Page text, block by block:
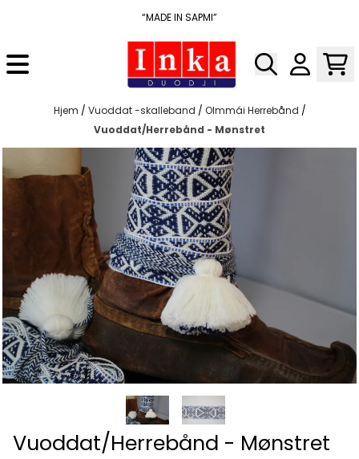
“MADE IN SAPMI”
Hjem / Vuoddat -skalleband / Olmmái Herrebånd /
Vuoddat/Herrebånd - Mønstret
Vuoddat/Herrebånd - Mønstret